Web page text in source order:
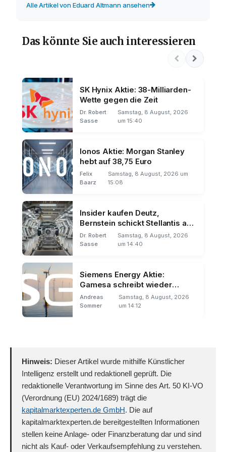
Alle Artikel von Eduard Altmann ansehen
Das könnte Sie auch interessieren
SK Hynix Aktie: 38-Milliarden-
Wette gegen die Zeit
Dr. Robert
Sasse
Samstag, 8 August, 2026
um 15:40
Ionos Aktie: Morgan Stanley
hebt auf 38,75 Euro
Felix
Baarz
Samstag, 8 August, 2026 um
15:08
Insider kaufen Deutz,
Bernstein schickt Stellantis auf
Talfahrt
Dr. Robert
Sasse
Samstag, 8 August, 2026
um 14:40
Siemens Energy Aktie:
Gamesa schreibt wieder
schwarze Zahlen
Andreas
Sommer
Samstag, 8 August, 2026
um 14:12
Hinweis: Dieser Artikel wurde mithilfe Künstlicher
Intelligenz erstellt und redaktionell geprüft. Die
redaktionelle Verantwortung im Sinne des Art. 50 KI-VO
(Verordnung (EU) 2024/1689) trägt die
kapitalmarktexperten.de GmbH. Die auf
kapitalmarktexperten.de bereitgestellten Informationen
stellen keine Anlage- oder Finanzberatung dar und sind
nicht als Kauf- oder Verkaufsempfehlung zu verstehen.